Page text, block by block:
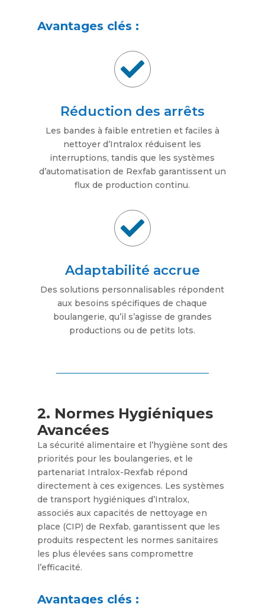
Avantages clés :

Réduction des arrêts
Les bandes à faible entretien et faciles à
nettoyer d’Intralox réduisent les
interruptions, tandis que les systèmes
d’automatisation de Rexfab garantissent un
flux de production continu.

Adaptabilité accrue
Des solutions personnalisables répondent
aux besoins spécifiques de chaque
boulangerie, qu’il s’agisse de grandes
productions ou de petits lots.
2. Normes Hygiéniques
Avancées
La sécurité alimentaire et l’hygiène sont des
priorités pour les boulangeries, et le
partenariat Intralox-Rexfab répond
directement à ces exigences. Les systèmes
de transport hygiéniques d’Intralox,
associés aux capacités de nettoyage en
place (CIP) de Rexfab, garantissent que les
produits respectent les normes sanitaires
les plus élevées sans compromettre
l’efficacité.
Avantages clés :